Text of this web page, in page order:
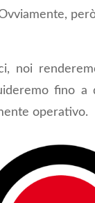
noi
fino
operativo.